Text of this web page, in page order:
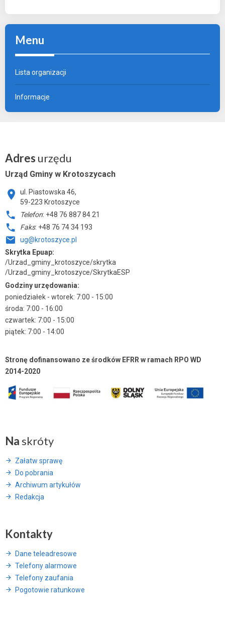
Menu
Lista organizacji
Informacje
Adres urzędu
Urząd Gminy w Krotoszycach
ul. Piastowska 46,
59-223 Krotoszyce
Telefon: +48 76 887 84 21
Faks: +48 76 74 34 193
ug@krotoszyce.pl
Skrytka Epuap:
/Urzad_gminy_krotoszyce/skrytka
/Urzad_gminy_krotoszyce/SkrytkaESP
Godziny urzędowania:
poniedziałek - wtorek: 7:00 - 15:00
środa: 7:00 - 16:00
czwartek: 7:00 - 15:00
piątek: 7:00 - 14:00
Stronę dofinansowano ze środków EFRR w ramach RPO WD
2014-2020
Na skróty
Załatw sprawę
Do pobrania
Archiwum artykułów
Redakcja
Kontakty
Dane teleadresowe
Telefony alarmowe
Telefony zaufania
Pogotowie ratunkowe